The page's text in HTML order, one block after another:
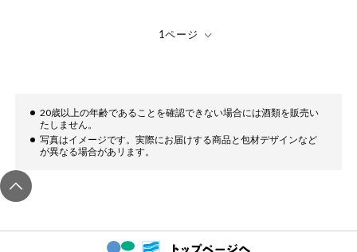
20歳以上の年齢であることを確認できない場合には酒類を販売い
たしません。
写真はイメージです。実際にお届けする商品と包材デザインなど
が異なる場合があリます。